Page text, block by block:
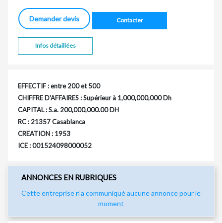
Demander devis Contacter
Infos détaillées
EFFECTIF : entre 200 et 500
CHIFFRE D'AFFAIRES : Supérieur à 1,000,000,000 Dh
CAPITAL : S.a. 200,000,000.00 DH
RC : 21357 Casablanca
CREATION : 1953
ICE : 001524098000052
ANNONCES EN RUBRIQUES
Cette entreprise n'a communiqué aucune annonce pour le
moment